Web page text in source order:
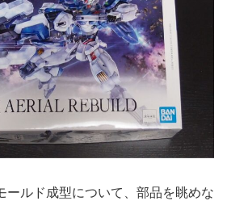
ールド成型について、部品を眺めな